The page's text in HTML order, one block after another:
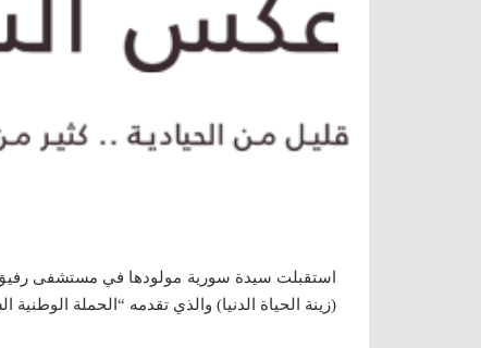
استقبلت سيدة سورية مولودها في مستشفى رفيق
(زينة الحياة الدنيا) والذي تقدمه “الحملة